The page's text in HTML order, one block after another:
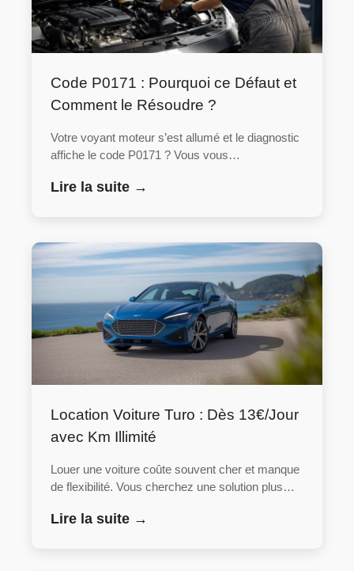
Code P0171 : Pourquoi ce Défaut et
Comment le Résoudre ?
Votre voyant moteur s’est allumé et le diagnostic
affiche le code P0171 ? Vous vous…
Lire la suite →
Location Voiture Turo : Dès 13€/Jour
avec Km Illimité
Louer une voiture coûte souvent cher et manque
de flexibilité. Vous cherchez une solution plus…
Lire la suite →